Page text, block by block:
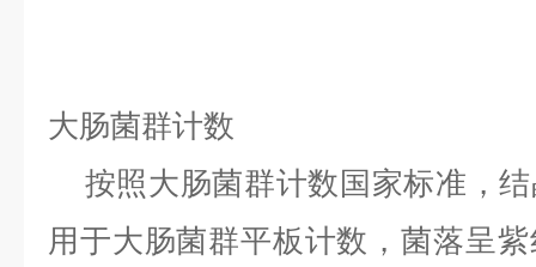
大肠菌群计数
按照大肠菌群计数国家标准，
用于大肠菌群平板计数，菌落呈